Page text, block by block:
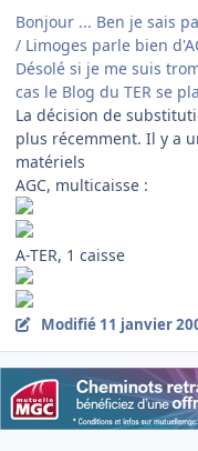
Bonjour ... Ben je sais
/ Limoges parle bien
Désolé si je me suis
cas le Blog du TER se
La décision de
plus récemment. Il y a
matériels
AGC, multicaisse :
A-TER, 1 caisse
Modifié 11 janvier